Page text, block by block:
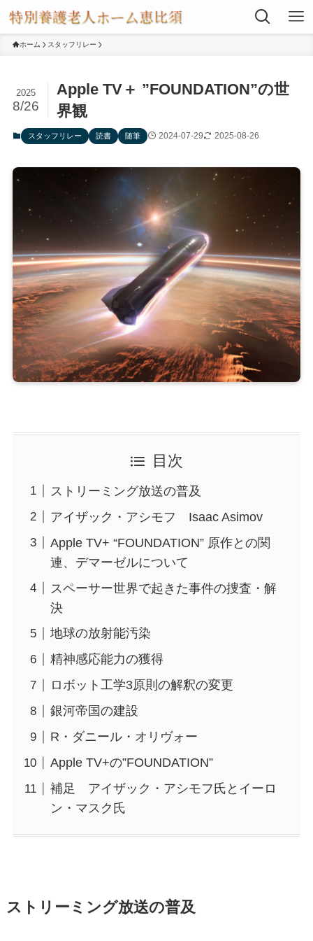
ホーム スタッフリレー
Apple TV＋ ”FOUNDATION”の世
界観
2025
8/26
スタッフリレー 読書 随筆 2024-07-29 2025-08-26
目次
ストリーミング放送の普及
アイザック・アシモフ Isaac Asimov
Apple TV+ “FOUNDATION” 原作との関
連、デマーゼルについて
スペーサー世界で起きた事件の捜査・解
決
地球の放射能汚染
精神感応能力の獲得
ロボット工学3原則の解釈の変更
銀河帝国の建設
R・ダニール・オリヴォー
Apple TV+の”FOUNDATION”
補足 アイザック・アシモフ氏とイーロ
ン・マスク氏
ストリーミング放送の普及